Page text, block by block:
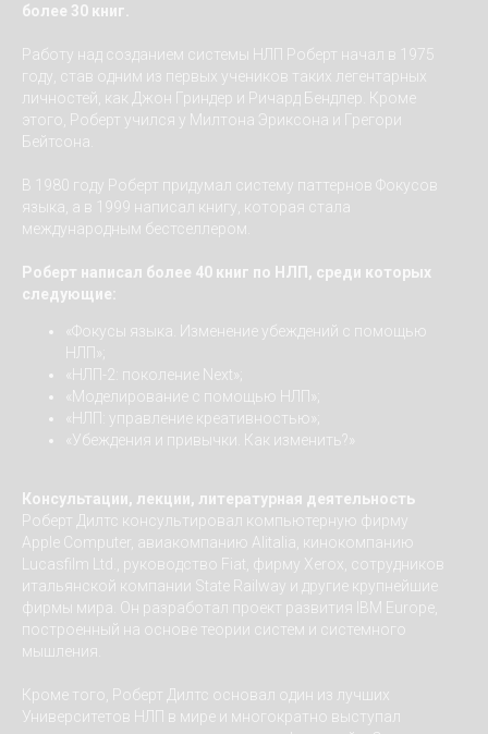
более 30 книг.
Работу над созданием системы НЛП Роберт начал в 1975
году, став одним из первых учеников таких легентарных
личностей, как Джон Гриндер и Ричард Бендлер. Кроме
этого, Роберт учился у Милтона Эриксона и Грегори
Бейтсона.
В 1980 году Роберт придумал систему паттернов Фокусов
языка, а в 1999 написал книгу, которая стала
международным бестселлером.
Роберт написал более 40 книг по НЛП, среди которых
следующие:
«Фокусы языка. Изменение убеждений с помощью
«НЛП-2: поколение Next»;
«Моделирование с помощью НЛП»;
«НЛП: управление креативностью»;
«Убеждения и привычки. Как изменить?»
Консультации, лекции, литературная деятельность
Роберт Дилтс консультировал компьютерную фирму
Apple Computer, авиакомпанию Alitalia, кинокомпанию
Lucasfilm Ltd., руководство Fiat, фирму Xerox, сотрудников
итальянской компании State Railway и другие крупнейшие
фирмы мира. Он разработал проект развития IBM Europe,
построенный на основе теории систем и системного
мышления.
Кроме того, Роберт Дилтс основал один из лучших
Университетов НЛП в мире и многократно выступал